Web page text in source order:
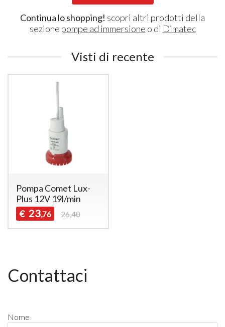
Continua lo shopping! scopri altri prodotti della
sezione pompe ad immersione o di Dimatec
Visti di recente
Pompa Comet Lux-
Plus 12V 19l/min
€ 23,76 26,40
Contattaci
Nome